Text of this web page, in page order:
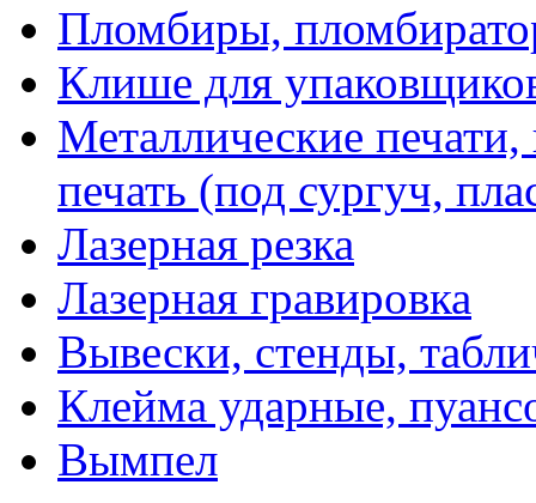
Пломбиры,
Клише для
Металлические
печать (под сургуч,
Лазерная резка
Лазерная гравировка
Вывески, стенды,
Клейма ударные,
Вымпел